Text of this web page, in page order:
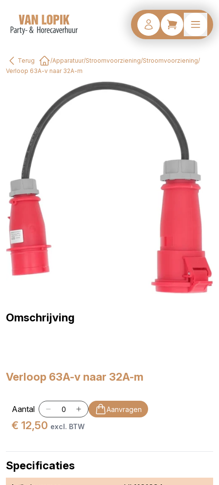
Terug
Home
/Apparatuur/Stroomvoorziening/Stroomvoorziening/
Verloop 63A-v naar 32A-m
Omschrijving
Verloop 63A-v naar 32A-m
Aantal Aanvragen
€ 12,50 excl. BTW
Specificaties